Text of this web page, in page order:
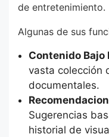
de entretenimiento.
Algunas de sus
Contenido Bajo
vasta colección
documentales.
Sugerencias
historial de